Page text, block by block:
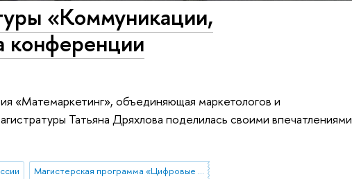
«Коммуникации,
конференции
«Матемаркетинг», объединяющая маркетологов и
Татьяна Дряхлова поделилась своими впечатлениями
Магистерская программа «Цифровые коммуникации и продуктовая аналитика»